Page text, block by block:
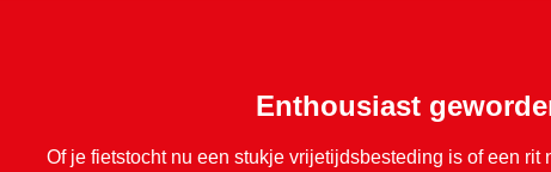
Enthousiast
Of je fietstocht nu een stukje vrijetijdsbesteding is of een rit